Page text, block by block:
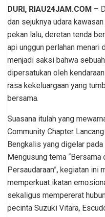
DURI, RIAU24JAM.COM –
dan sejuknya udara
pekan lalu, deretan tenda
api unggun perlahan menari
menjadi saksi bahwa
dipersatukan oleh
rasa kekeluargaan yang
bersama.
Suasana itulah yang
Community Chapter
Bengkalis yang digelar
Mengusung tema “Bersama
Persaudaraan”, kegiatan ini
memperkuat ikatan
sekaligus mempererat
pecinta Suzuki Vitara,